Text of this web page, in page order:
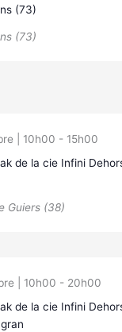
(73)
(73)
de la cie Infini
| 10h00 - 15h00
Guiers (38)
de la cie Infini
| 10h00 - 20h00